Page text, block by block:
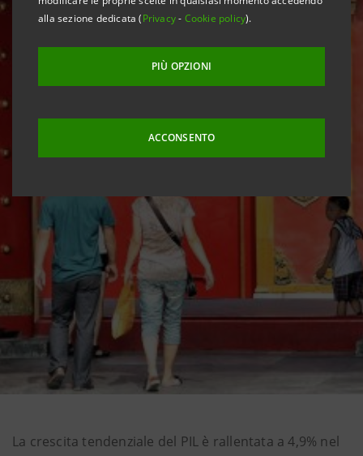
alla sezione dedicata (Privacy- Cookie policy).
PIÙ OPZIONI
ACCONSENTO
La crescita tendenziale del PIL è rallentata a 4,9% nel